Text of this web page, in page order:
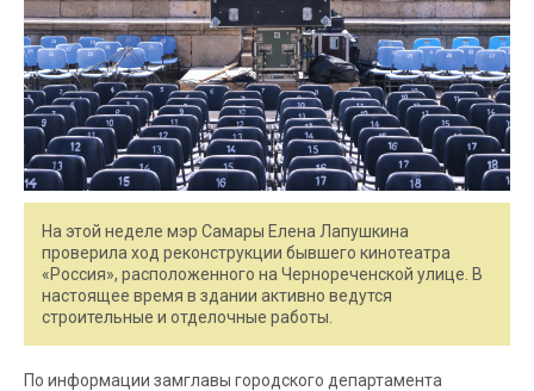
На этой неделе мэр Самары Елена Лапушкина
проверила ход реконструкции бывшего кинотеатра
«Россия», расположенного на Чернореченской улице. В
настоящее время в здании активно ведутся
строительные и отделочные работы.
По информации замглавы городского департамента